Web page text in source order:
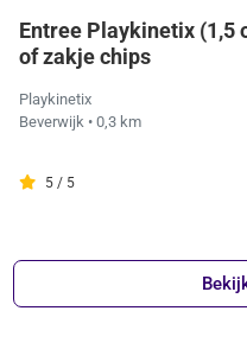
Entree Playkinetix (1,5
of zakje chips
Playkinetix
Beverwijk • 0,3 km
5 / 5